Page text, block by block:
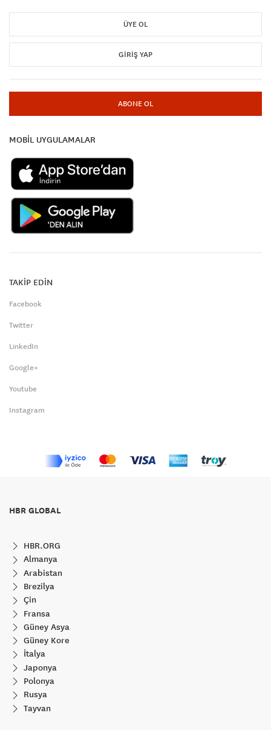
ÜYE OL
GIRIŞ YAP
ABONE OL
MOBİL UYGULAMALAR
TAKİP EDİN
Facebook
Twitter
LinkedIn
Google+
Youtube
Instagram
HBR GLOBAL
HBR.ORG
Almanya
Arabistan
Brezilya
Çin
Fransa
Güney Asya
Güney Kore
İtalya
Japonya
Polonya
Rusya
Tayvan